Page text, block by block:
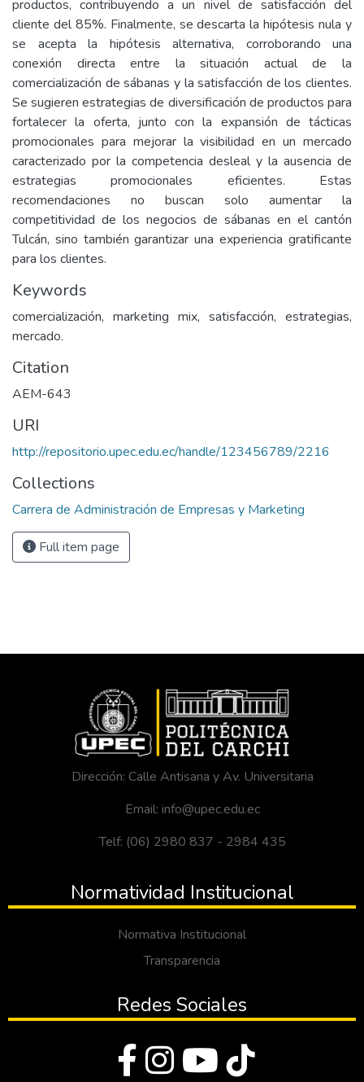
productos, contribuyendo a un nivel de satisfacción del
cliente del 85%. Finalmente, se descarta la hipótesis nula y
se acepta la hipótesis alternativa, corroborando una
conexión directa entre la situación actual de la
comercialización de sábanas y la satisfacción de los clientes.
Se sugieren estrategias de diversificación de productos para
fortalecer la oferta, junto con la expansión de tácticas
promocionales para mejorar la visibilidad en un mercado
caracterizado por la competencia desleal y la ausencia de
estrategias promocionales eficientes. Estas
recomendaciones no buscan solo aumentar la
competitividad de los negocios de sábanas en el cantón
Tulcán, sino también garantizar una experiencia gratificante
para los clientes.
Keywords
comercialización, marketing mix, satisfacción, estrategias,
mercado.
Citation
AEM-643
URI
http://repositorio.upec.edu.ec/handle/123456789/2216
Collections
Carrera de Administración de Empresas y Marketing
Full item page
Dirección: Calle Antisana y Av. Universitaria
Email: info@upec.edu.ec
Telf: (06) 2980 837 - 2984 435
Normatividad Institucional
Normativa Institucional
Transparencia
Redes Sociales